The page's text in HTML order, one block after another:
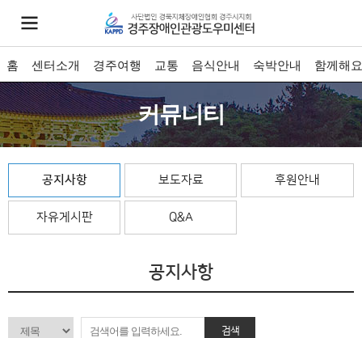
홈 센터소개 경주여행 교통 음식안내 숙박안내 함께해요
커뮤니티
공지사항 보도자료 후원안내
자유게시판 Q&A
공지사항
검색